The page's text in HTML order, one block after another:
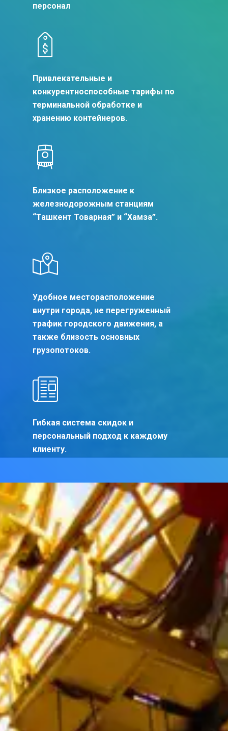
персонал
Привлекательные и
конкурентноспособные тарифы по
терминальной обработке и
хранению контейнеров.
Близкое расположение к
железнодорожным станциям
“Ташкент Товарная” и “Хамза”.
Удобное месторасположение
внутри города, не перегруженный
трафик городского движения, а
также близость основных
грузопотоков.
Гибкая система скидок и
персональный подход к каждому
клиенту.